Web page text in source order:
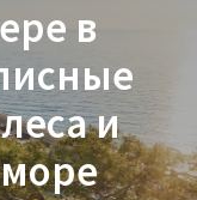
в
и